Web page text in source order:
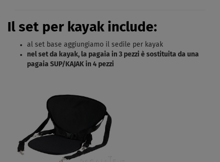
Il set per kayak include:
al set base aggiungiamo il sedile per kayak
nel set da kayak, la pagaia in 3 pezzi è sostituita da una
pagaia SUP/KAJAK in 4 pezzi